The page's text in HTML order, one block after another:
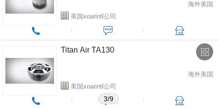
海外美国
美国xoarintl公司
Titan Air TA130
海外美国
美国xoarintl公司
3/9